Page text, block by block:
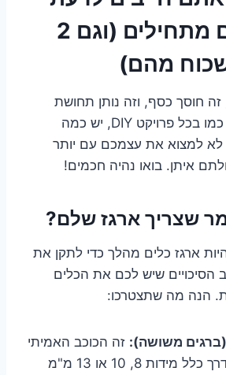
לפני שאתם מתחילים (וגם 2
מהם)
זה חוסך כסף, וזה נותן תחושת
סיפוק אדירה. אבל כמו בכל פרויקט DIY, יש כמה
לא למצוא את עצמכם עם יותר
איתן. בואו נהיה חכמים!
שצריך ארגז שלם?
ארגז כלים מהלך כדי לתקן את
שיש לכם את הכלים
הנה מה שתצטרכו:
משושה): זה הכוכב האמיתי
של המופע. בדרך כלל מידות 8, 10 או 13 מ"מ